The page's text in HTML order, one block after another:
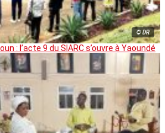
© DR
: l’acte 9 du SIARC s’ouvre à Yaoundé